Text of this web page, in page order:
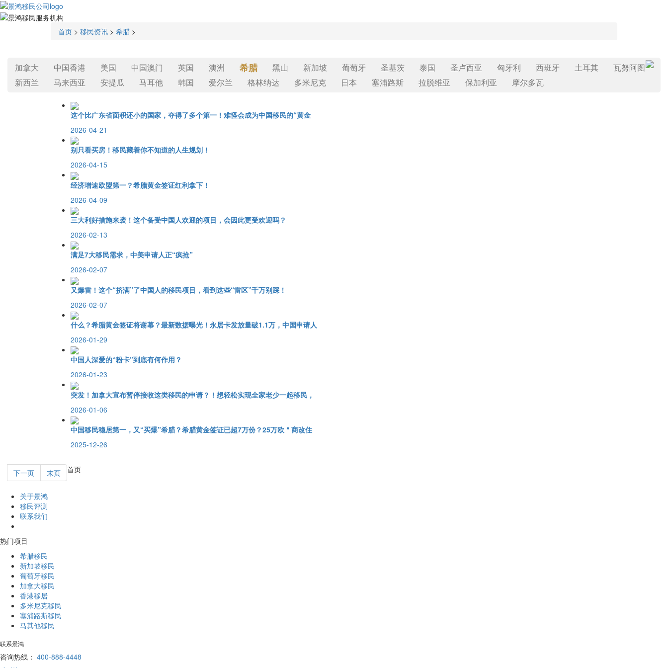
首页 > 移民资讯 > 希腊 >
加拿大 中国香港 美国 中国澳门 英国 澳洲 希腊 黑山 新加坡 葡萄牙 圣基茨 泰国 圣卢西亚 匈牙利 西班牙 土耳其
瓦努阿图
新西兰
马来西亚 安提瓜 马耳他 韩国 爱尔兰 格林纳达 多米尼克 日本 塞浦路斯 拉脱维亚 保加利亚 摩尔多瓦
这个比广东省面积还小的国家，夺得了多个第一！难怪会成为中国移民的“黄金
2026-04-21
别只看买房！移民藏着你不知道的人生规划！
2026-04-15
经济增速欧盟第一？希腊黄金签证红利拿下！
2026-04-09
三大利好措施来袭！这个备受中国人欢迎的项目，会因此更受欢迎吗？
2026-02-13
满足7大移民需求，中美申请人正“疯抢”
2026-02-07
又爆雷！这个“挤满”了中国人的移民项目，看到这些“雷区”千万别踩！
2026-02-07
什么？希腊黄金签证将谢幕？最新数据曝光！永居卡发放量破1.1万，中国申请人
2026-01-29
中国人深爱的“粉卡”到底有何作用？
2026-01-23
突发！加拿大宣布暂停接收这类移民的申请？！想轻松实现全家老少一起移民，
2026-01-06
中国移民稳居第一，又“买爆”希腊？希腊黄金签证已超7万份？25万欧＂商改住
2025-12-26
首页
下一页 末页
关于景鸿
移民评测
联系我们
热门项目
希腊移民
新加坡移民
葡萄牙移民
加拿大移民
香港移居
多米尼克移民
塞浦路斯移民
马其他移民
联系景鸿
咨询热线： 400-888-4448